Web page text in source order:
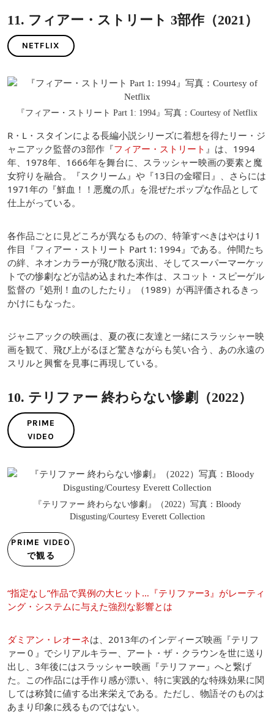
11. フィアー・ストリート 3部作（2021）
NETFLIX
『フィアー・ストリート Part 1: 1994』写真：Courtesy of Netflix
R・L・スタインによる長編小説シリーズに着想を得たリー・ジ
ャニアック監督の3部作『フィアー・ストリート 』は、1994
年、1978年、1666年を舞台に、スラッシャー映画の要素と魔
女狩りを融合。『スクリーム』や『13日の金曜日』、さらには
1971年の『鮮血！！悪魔の爪』を混ぜたポップな作品として
仕上がっている。
各作品ごとに見どころが異なるものの、特筆すべきはやはり1
作目『フィアー・ストリート Part 1: 1994』である。仲間たち
の絆、ネオンカラーが飛び散る演出、そしてスーパーマーケッ
トでの惨劇などが詰め込まれた本作は、スコット・スピーゲル
監督の『処刑！血のしたたり』（1989）が再評価されるきっ
かけにもなった。
ジャニアックの映画は、夏の夜に友達と一緒にスラッシャー映
画を観て、飛び上がるほど驚きながらも笑い合う、あの永遠の
スリルと興奮を見事に再現している。
10. テリファー 終わらない惨劇（2022）
PRIME
VIDEO
『テリファー 終わらない惨劇』（2022）写真：Bloody
Disgusting/Courtesy Everett Collection
PRIME VIDEO
で観る
“指定なし”作品で異例の大ヒット…『テリファー3』がレーティ
ング・システムに与えた強烈な影響とは
ダミアン・レオーネは、2013年のインディーズ映画『テリフ
ァー０』でシリアルキラー、アート・ザ・クラウンを世に送り
出し、3年後にはスラッシャー映画『テリファー』へと繋げ
た。この作品には手作り感が漂い、特に実践的な特殊効果に関
しては称賛に値する出来栄えである。ただし、物語そのものは
あまり印象に残るものではない。